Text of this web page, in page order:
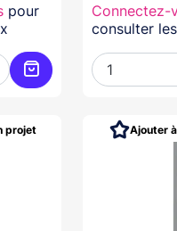
pour
Ajouter au panier
Connectez-
consulter
projet Ajouter